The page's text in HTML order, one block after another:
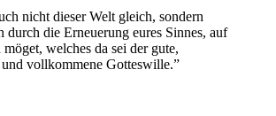
nicht dieser Welt gleich, sondern
durch die Erneuerung eures Sinnes, auf
welches da sei der gute,
vollkommene Gotteswille.”